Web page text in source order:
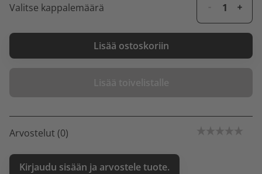
Valitse kappalemäärä
Lisää ostoskoriin
Lisää toivelistalle
Arvostelut (0)
Kirjaudu sisään ja arvostele tuote.